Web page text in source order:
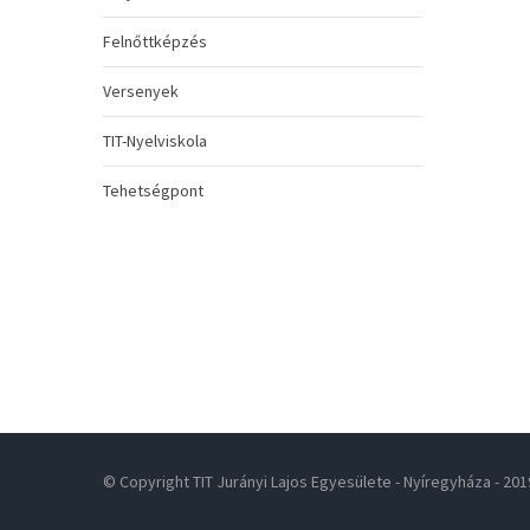
Felnőttképzés
Versenyek
TIT-Nyelviskola
Tehetségpont
© Copyright TIT Jurányi Lajos Egyesülete - Nyíregyháza -